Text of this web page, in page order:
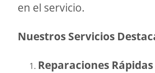
en el servicio.
Nuestros Servicios
Reparaciones